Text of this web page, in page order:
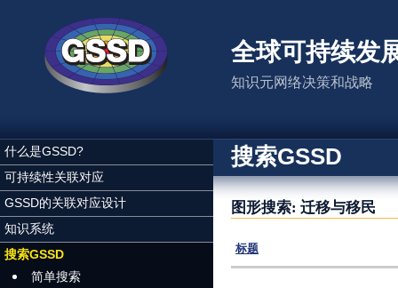
全球可持续发
知识元网络决策和战略
什么是GSSD?
可持续性关联对应
GSSD的关联对应设计
知识系统
搜索GSSD
简单搜索
搜索GSSD
图形搜索: 迁移与移民
标题